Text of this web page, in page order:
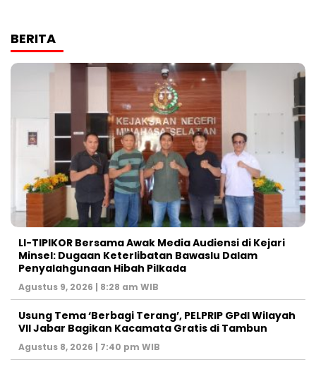
BERITA
LI-TIPIKOR Bersama Awak Media Audiensi di Kejari
Minsel: Dugaan Keterlibatan Bawaslu Dalam
Penyalahgunaan Hibah Pilkada
Agustus 9, 2026 | 8:28 am WIB
‎Usung Tema ‘Berbagi Terang’, PELPRIP GPdI Wilayah
VII Jabar Bagikan Kacamata Gratis di Tambun
Agustus 8, 2026 | 7:40 pm WIB